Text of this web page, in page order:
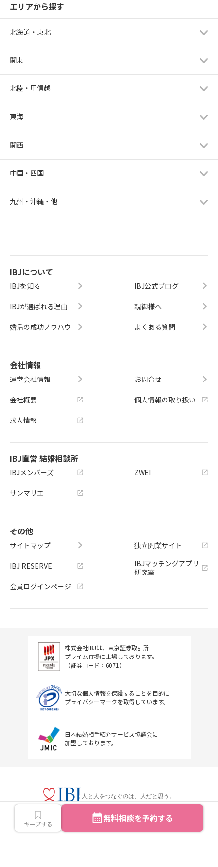
キープする 無料相談を予約する
エリアから探す
北海道・東北
関東
北陸・甲信越
東海
関西
中国・四国
九州・沖縄・他
IBJについて
IBJを知る
IBJが選ばれる理由
婚活の成功ノウハウ
IBJ公式ブログ
親御様へ
よくある質問
会社情報
運営会社情報
会社概要
求人情報
お問合せ
個人情報の取り扱い
IBJ直営 結婚相談所
IBJメンバーズ
サンマリエ
ZWEI
その他
サイトマップ
IBJ RESERVE
会員ログインページ
独立開業サイト
IBJマッチングアプリ
研究室
株式会社IBJは、東京証券取引所
プライム市場に上場しております。
（証券コード：6071）
大切な個人情報を保護することを目的に
プライバシーマークを取得しています。
日本結婚相手紹介サービス協議会に
加盟しております。
人と人をつなぐのは、人だと思う。